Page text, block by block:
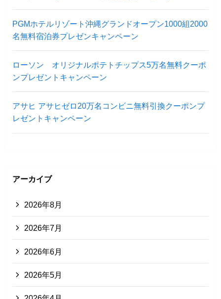
PGMホテルリゾート沖縄グランドオープン1000組2000
名無料宿泊券プレゼンキャンペーン
ローソン オリジナルポテトチップス5万名無料クーポ
ンプレゼントキャンペーン
アサヒ アサヒゼロ20万名コンビニ無料引換クーポンプ
レゼントキャンペーン
アーカイブ
2026年8月
2026年7月
2026年6月
2026年5月